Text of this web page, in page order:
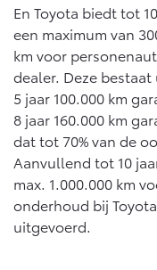
En Toyota biedt tot
een maximum van
km voor
dealer. Deze bestaat
5 jaar 100.000 km
8 jaar 160.000 km
dat tot 70% van de
Aanvullend tot 10
max. 1.000.000 km
onderhoud bij
uitgevoerd.